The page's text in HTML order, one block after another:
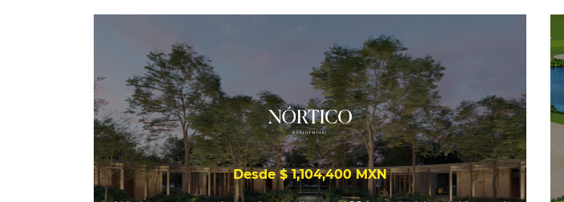
Desde $ 1,104,400 MXN